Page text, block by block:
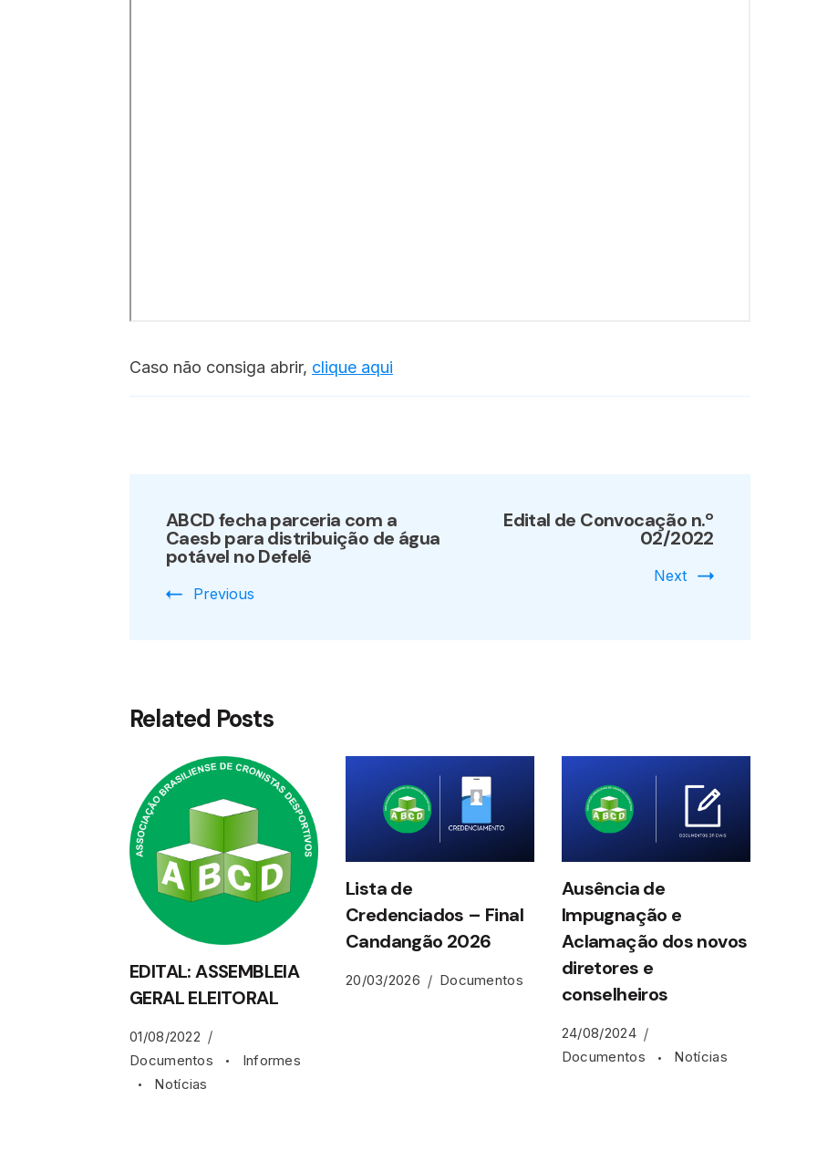
Caso não consiga abrir, clique aqui
Navigation
ABCD fecha parceria com a
Caesb para distribuição de água
potável no Defelê
Previous
Edital de Convocação n.º
02/2022
Next
Related Posts
EDITAL: ASSEMBLEIA
GERAL ELEITORAL
01/08/2022
Documentos
Informes
Notícias
Lista de
Credenciados – Final
Candangão 2026
20/03/2026 Documentos
Ausência de
Impugnação e
Aclamação dos novos
diretores e
conselheiros
24/08/2024
Documentos
Notícias